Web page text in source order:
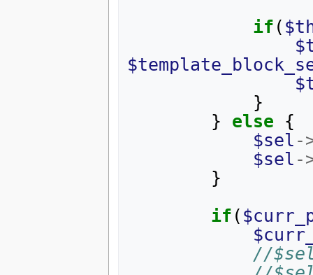
if (
}
}
else
{
$sel -
$sel -
}
if (
//